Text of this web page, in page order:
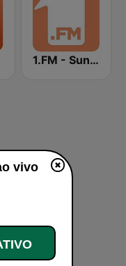
1.FM - Sunshine
vivo